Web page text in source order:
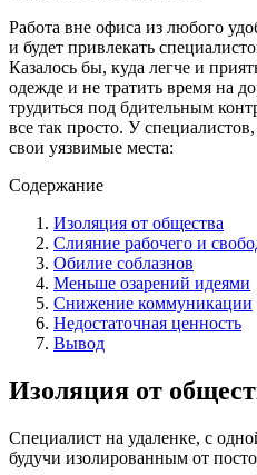
Работа вне офиса из любого
и будет привлекать
Казалось бы, куда легче и
одежде и не тратить время на
трудиться под бдительным
все так просто. У
свои уязвимые места:
Содержание
Изоляция от общества
Слияние рабочего и
Обилие соблазнов
Меньше озарений идеями
Снижение коммуникации
Недостаточная ценность
Вывод
Изоляция от
Специалист на удаленке, с
будучи изолированным от